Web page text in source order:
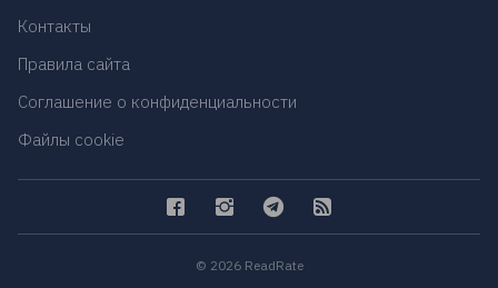
Контакты
Правила сайта
Соглашение о конфиденциальности
Файлы cookie
© 2026 ReadRate